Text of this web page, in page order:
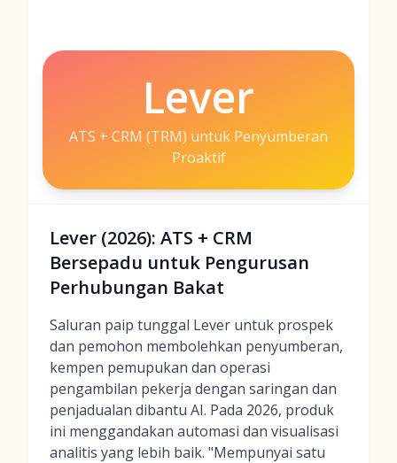
Lever
ATS + CRM (TRM) untuk Penyumberan
Proaktif
Lever (2026): ATS + CRM
Bersepadu untuk Pengurusan
Perhubungan Bakat
Saluran paip tunggal Lever untuk prospek
dan pemohon membolehkan penyumberan,
kempen pemupukan dan operasi
pengambilan pekerja dengan saringan dan
penjadualan dibantu AI. Pada 2026, produk
ini menggandakan automasi dan visualisasi
analitis yang lebih baik. "Mempunyai satu